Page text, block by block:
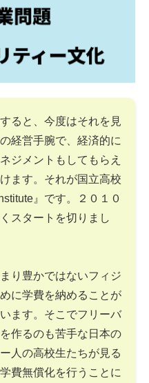
ると、今度はそれを見
経営手腕で、経済的に
ジメントもしてもらえ
ます。それが国立高校
』です。２０１０
スタートを切りまし
り豊かではないフィジ
に学費を納めることが
ます。そこでフリーバ
作るのも苦手な日本の
人の高校生たちが見る
費無償化を行うことに